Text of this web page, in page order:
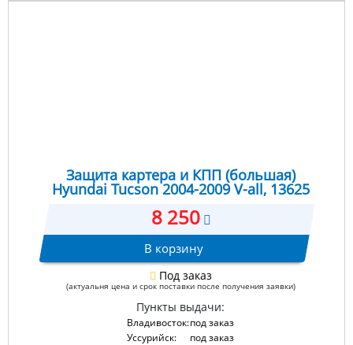
Защита картера и КПП (большая)
Hyundai Tucson 2004-2009 V-all, 13625
8 250
В корзину
Под заказ
(актуальня цена и срок поставки после получения заявки)
Пункты выдачи:
Владивосток:под заказ
Уссурийск:
под заказ